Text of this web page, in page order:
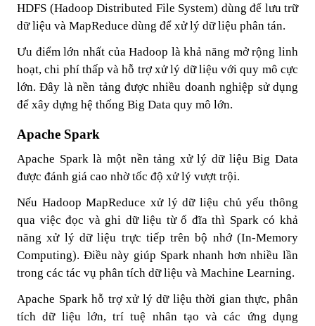
HDFS (Hadoop Distributed File System) dùng để lưu trữ
dữ liệu và MapReduce dùng để xử lý dữ liệu phân tán.
Ưu điểm lớn nhất của Hadoop là khả năng mở rộng linh
hoạt, chi phí thấp và hỗ trợ xử lý dữ liệu với quy mô cực
lớn. Đây là nền tảng được nhiều doanh nghiệp sử dụng
để xây dựng hệ thống Big Data quy mô lớn.
Apache Spark
Apache Spark là một nền tảng xử lý dữ liệu Big Data
được đánh giá cao nhờ tốc độ xử lý vượt trội.
Nếu Hadoop MapReduce xử lý dữ liệu chủ yếu thông
qua việc đọc và ghi dữ liệu từ ổ đĩa thì Spark có khả
năng xử lý dữ liệu trực tiếp trên bộ nhớ (In-Memory
Computing). Điều này giúp Spark nhanh hơn nhiều lần
trong các tác vụ phân tích dữ liệu và Machine Learning.
Apache Spark hỗ trợ xử lý dữ liệu thời gian thực, phân
tích dữ liệu lớn, trí tuệ nhân tạo và các ứng dụng